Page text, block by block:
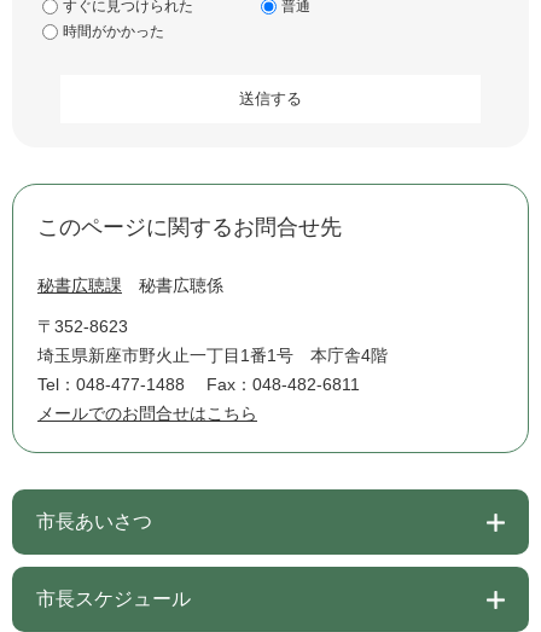
すぐに見つけられた
普通
時間がかかった
このページに関するお問合せ先
秘書広聴課 秘書広聴係
〒352-8623
埼玉県新座市野火止一丁目1番1号 本庁舎4階
Tel：048-477-1488
Fax：048-482-6811
メールでのお問合せはこちら
市長あいさつ
市長スケジュール